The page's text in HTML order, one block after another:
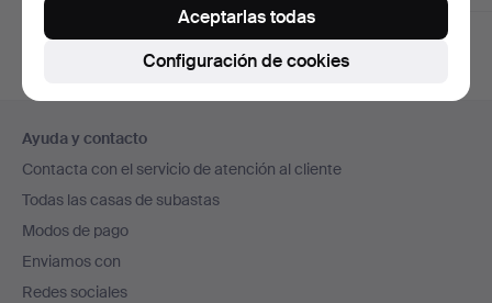
en
el
pie
de
página
Ayuda y contacto
Contacta con el servicio de atención al cliente
Todas las casas de subastas
Modos de pago
Enviamos con
Redes sociales
Configuración de cookies
Aceptarlas todas